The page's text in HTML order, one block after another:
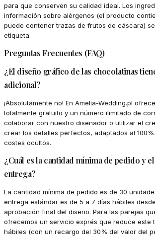
para que conserven su calidad ideal. Los
información sobre alérgenos (el producto
puede contener trazas de frutos de cáscara)
etiqueta.
Preguntas Frecuentes (FAQ)
¿El diseño gráfico de las chocolatinas
adicional?
¡Absolutamente no! En Amelia-Wedding.pl
totalmente gratuito y un número ilimitado de
colaborar con nuestro diseñador o utilizar el
crear los detalles perfectos, adaptados al
costes ocultos.
¿Cuál es la cantidad mínima de pedido y
entrega?
La cantidad mínima de pedido es de 30
entrega estándar es de 5 a 7 días hábiles
aprobación final del diseño. Para las parejas
ofrecemos un servicio exprés que reduce este
hábiles (con un recargo del 30% del valor del